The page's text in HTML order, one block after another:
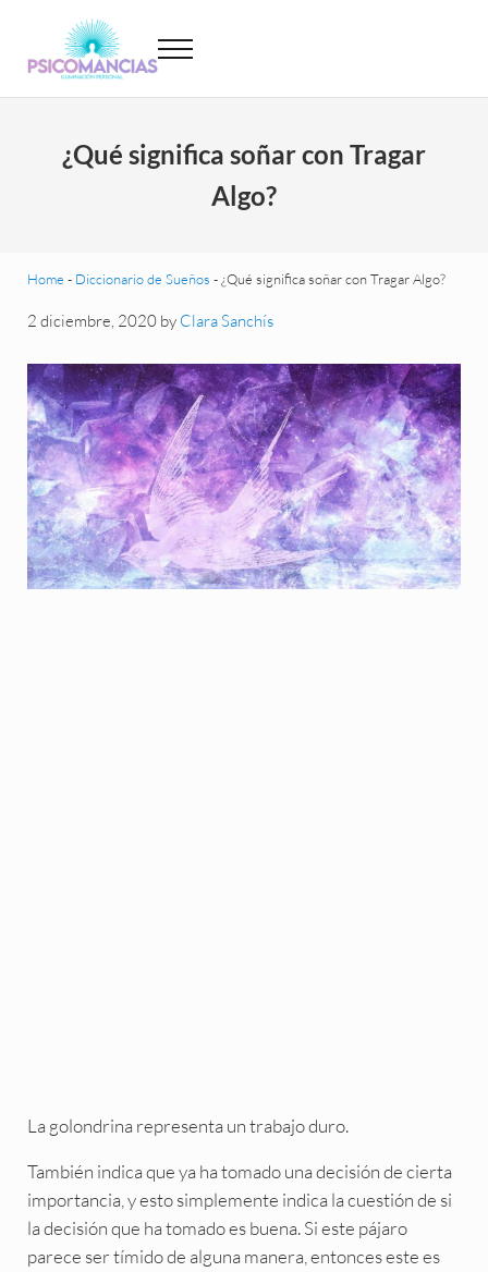
Psicomancias
Menu
¿Qué significa soñar con Tragar
Algo?
Home - Diccionario de Sueños -¿Qué significa soñar con Tragar Algo?
2 diciembre, 2020 by Clara Sanchís
La golondrina representa un trabajo duro.
También indica que ya ha tomado una decisión de cierta
importancia, y esto simplemente indica la cuestión de si
la decisión que ha tomado es buena. Si este pájaro
parece ser tímido de alguna manera, entonces este es